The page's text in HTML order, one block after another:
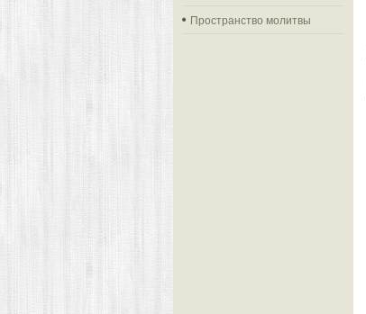
Пространство молитвы